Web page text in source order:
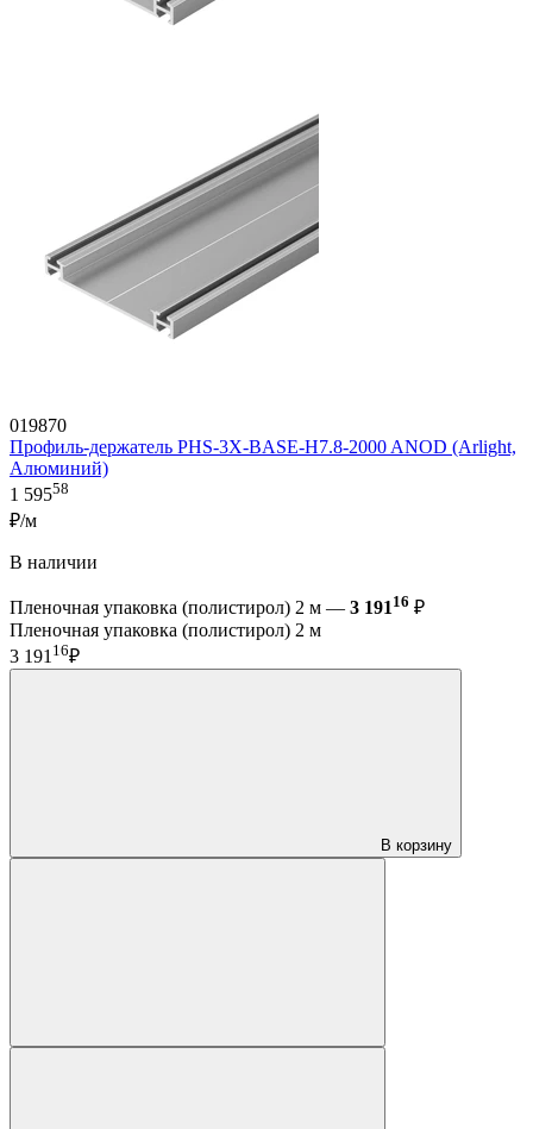
019870
Профиль-держатель PHS-3X-BASE-H7.8-2000 ANOD (Arlight,
Алюминий)
1 59558
₽/м
В наличии
Пленочная упаковка (полистирол) 2 м — 3 191 16 ₽
Пленочная упаковка (полистирол) 2 м
3 19116₽
В корзину